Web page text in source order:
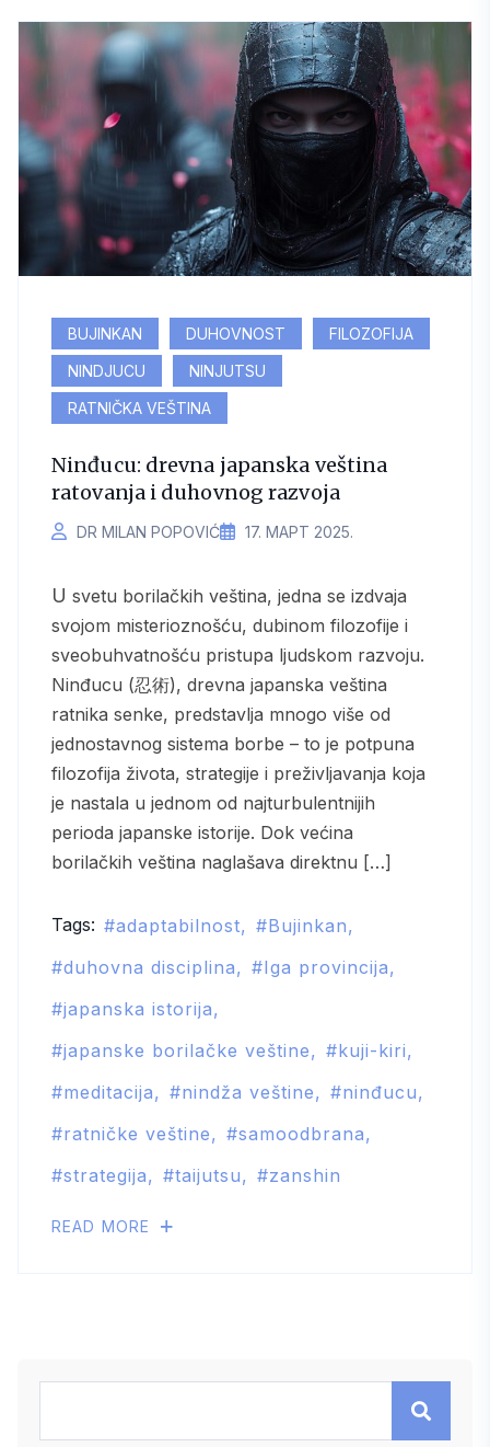
BUJINKAN DUHOVNOST
FILOZOFIJA
NINDJUCU
NINJUTSU
RATNIČKA VEŠTINA
Ninđucu: drevna japanska veština
ratovanja i duhovnog razvoja
DR MILAN POPOVIĆ 17. МАРТ 2025.
U svetu borilačkih veština, jedna se izdvaja
svojom misterioznošću, dubinom filozofije i
sveobuhvatnošću pristupa ljudskom razvoju.
Ninđucu (忍術), drevna japanska veština
ratnika senke, predstavlja mnogo više od
jednostavnog sistema borbe – to je potpuna
filozofija života, strategije i preživljavanja koja
je nastala u jednom od najturbulentnijih
perioda japanske istorije. Dok većina
borilačkih veština naglašava direktnu […]
Tags: adaptabilnost
Bujinkan
duhovna disciplina
Iga provincija
japanska istorija
japanske borilačke veštine
kuji-kiri
meditacija
nindža veštine
ninđucu
ratničke veštine
samoodbrana
strategija
taijutsu zanshin
READ MORE